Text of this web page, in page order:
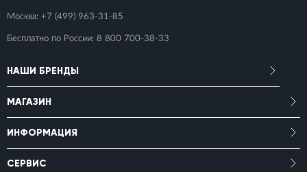
Москва: +7 (499) 963-31-85
Бесплатно по России: 8 800 700-38-33
НАШИ БРЕНДЫ
МАГАЗИН
ИНФОРМАЦИЯ
СЕРВИС